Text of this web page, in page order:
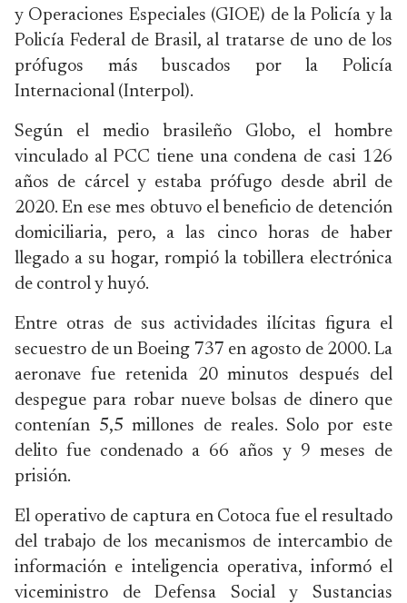
y Operaciones Especiales (GIOE) de la Policía y la
Policía Federal de Brasil, al tratarse de uno de los
prófugos más buscados por la Policía
Internacional (Interpol).
Según el medio brasileño Globo, el hombre
vinculado al PCC tiene una condena de casi 126
años de cárcel y estaba prófugo desde abril de
2020. En ese mes obtuvo el beneficio de detención
domiciliaria, pero, a las cinco horas de haber
llegado a su hogar, rompió la tobillera electrónica
de control y huyó.
Entre otras de sus actividades ilícitas figura el
secuestro de un Boeing 737 en agosto de 2000. La
aeronave fue retenida 20 minutos después del
despegue para robar nueve bolsas de dinero que
contenían 5,5 millones de reales. Solo por este
delito fue condenado a 66 años y 9 meses de
prisión.
El operativo de captura en Cotoca fue el resultado
del trabajo de los mecanismos de intercambio de
información e inteligencia operativa, informó el
viceministro de Defensa Social y Sustancias